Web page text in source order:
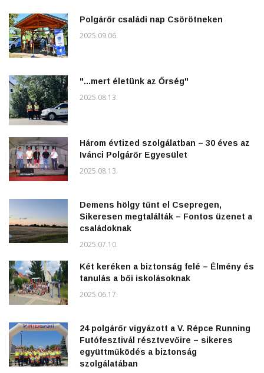
Polgárőr családi nap Csörötneken
2025.09.06.
"...mert életünk az Őrség"
2025.08.13.
Három évtized szolgálatban – 30 éves az
Ivánci Polgárőr Egyesület
2025.08.13.
Demens hölgy tűnt el Csepregen,
Sikeresen megtalálták – Fontos üzenet a
családoknak
2025.07.10.
Két keréken a biztonság felé – Élmény és
tanulás a bői iskolásoknak
2025.06.17.
24 polgárőr vigyázott a V. Répce Running
Futófesztivál résztvevőire – sikeres
együttműködés a biztonság
szolgálatában